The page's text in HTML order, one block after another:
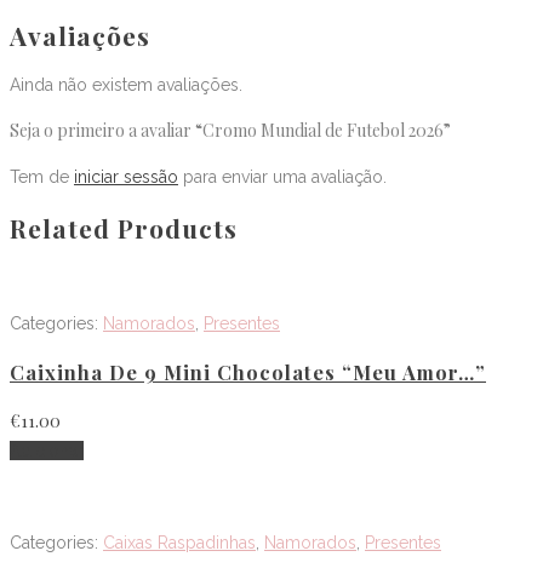
Avaliações
Ainda não existem avaliações.
Seja o primeiro a avaliar “Cromo Mundial de Futebol 2026”
Tem de iniciar sessão para enviar uma avaliação.
Related Products
Categories: Namorados Presentes
Caixinha De 9 Mini Chocolates “Meu Amor…”
€11.00
Categories: Caixas Raspadinhas Namorados Presentes